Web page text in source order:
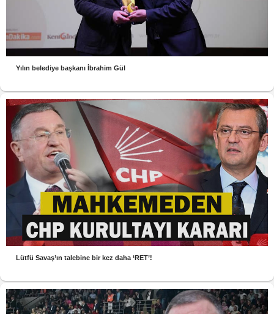
Yılın belediye başkanı İbrahim Gül
Lütfü Savaş’ın talebine bir kez daha ‘RET’!